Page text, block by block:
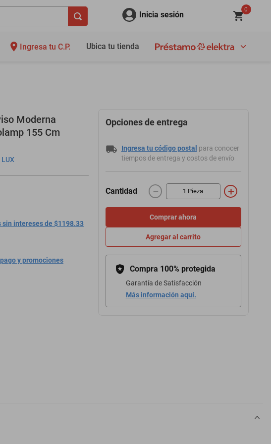
Inicia sesión
0
Ingresa tu C.P. Ubica tu tienda
Moderna
155 Cm
LUX
sin intereses de $1198.33
y promociones
Opciones de entrega
Ingresa tu código postal para conocer
tiempos de entrega y costos de envío
Cantidad ＋
－
Comprar ahora
Agregar al carrito
Compra 100% protegida
Garantía de Satisfacción
Más información aquí.